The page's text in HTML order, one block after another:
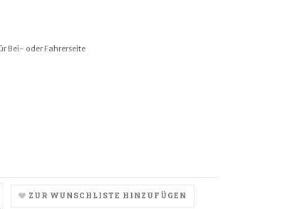
Bei- oder Fahrerseite
ZUR WUNSCHLISTE HINZUFÜGEN